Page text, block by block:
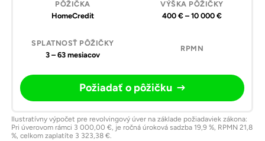
HomeCredit 400 € – 10 000 €
3 – 63 mesiacov
Požiadať o pôžičku
Ilustratívny výpočet pre revolvingový úver na základe požiadaviek zákona:
Pri úverovom rámci 3 000,00 €, je ročná úroková sadzba 19,9 %, RPMN 21,8
%, celkom zaplatíte 3 323,38 €.